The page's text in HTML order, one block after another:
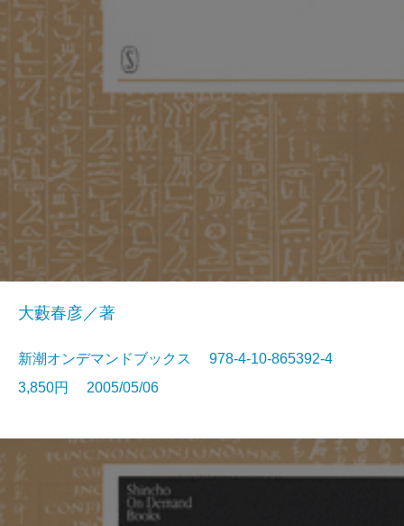
大藪春彦／著
新潮オンデマンドブックス 978-4-10-865392-4
3,850円 2005/05/06